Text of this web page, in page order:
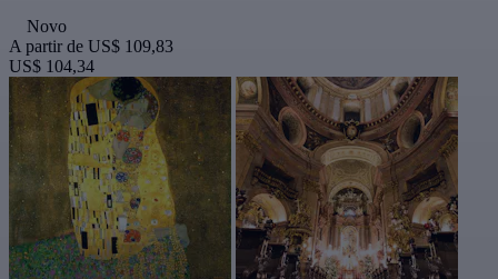
Novo
A partir de US$ 109,83
US$ 104,34